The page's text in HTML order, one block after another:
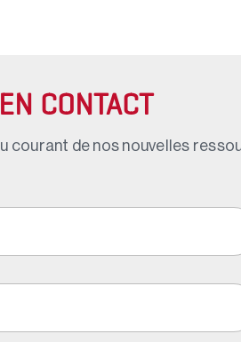
CONTACT
courant de nos nouvelles